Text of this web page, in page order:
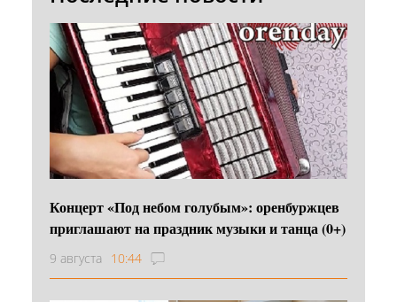
Концерт «Под небом голубым»: оренбуржцев
приглашают на праздник музыки и танца (0+)
9 августа 10:44